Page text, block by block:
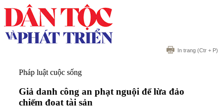
In trang (Ctr + P)
Pháp luật cuộc sống
Giả danh công an phạt nguội để lừa đảo
chiếm đoạt tài sản